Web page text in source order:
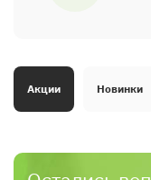
Акции Новинки